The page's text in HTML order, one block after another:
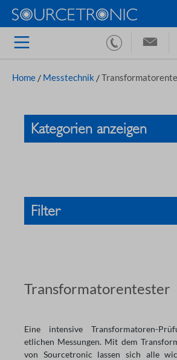
Home / Messtechnik /
Kategorien anzeigen
Filter
Transformatorentester
Eine intensive Transformatoren-
etlichen Messungen. Mit dem
von Sourcetronic lassen sich alle